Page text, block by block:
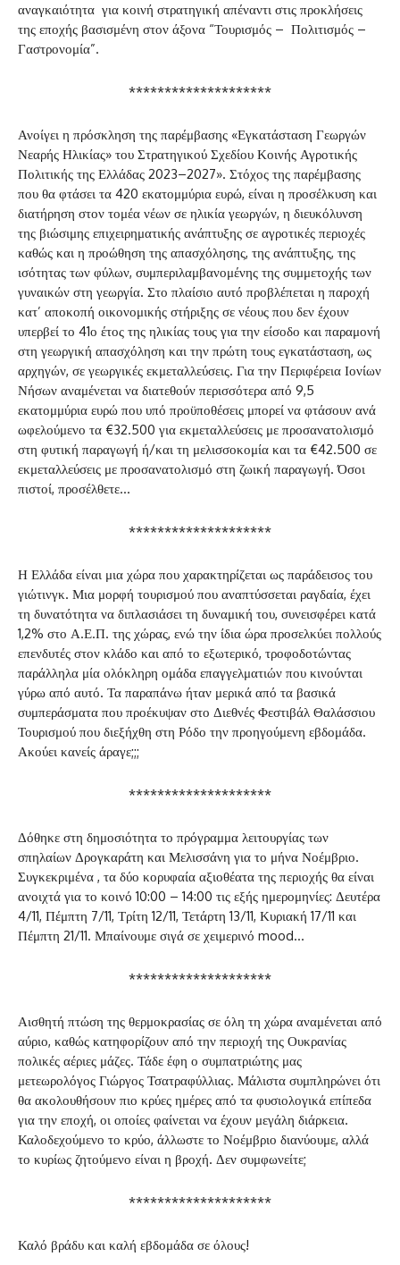
αναγκαιότητα για κοινή στρατηγική απέναντι στις προκλήσεις
της εποχής βασισμένη στον άξονα “Τουρισμός – Πολιτισμός –
Γαστρονομία”.
********************
Ανοίγει η πρόσκληση της παρέμβασης «Εγκατάσταση Γεωργών
Νεαρής Ηλικίας» του Στρατηγικού Σχεδίου Κοινής Αγροτικής
Πολιτικής της Ελλάδας 2023–2027». Στόχος της παρέμβασης
που θα φτάσει τα 420 εκατομμύρια ευρώ, είναι η προσέλκυση και
διατήρηση στον τομέα νέων σε ηλικία γεωργών, η διευκόλυνση
της βιώσιμης επιχειρηματικής ανάπτυξης σε αγροτικές περιοχές
καθώς και η προώθηση της απασχόλησης, της ανάπτυξης, της
ισότητας των φύλων, συμπεριλαμβανομένης της συμμετοχής των
γυναικών στη γεωργία. Στο πλαίσιο αυτό προβλέπεται η παροχή
κατ’ αποκοπή οικονομικής στήριξης σε νέους που δεν έχουν
υπερβεί το 41ο έτος της ηλικίας τους για την είσοδο και παραμονή
στη γεωργική απασχόληση και την πρώτη τους εγκατάσταση, ως
αρχηγών, σε γεωργικές εκμεταλλεύσεις. Για την Περιφέρεια Ιονίων
Νήσων αναμένεται να διατεθούν περισσότερα από 9,5
εκατομμύρια ευρώ που υπό προϋποθέσεις μπορεί να φτάσουν ανά
ωφελούμενο τα €32.500 για εκμεταλλεύσεις με προσανατολισμό
στη φυτική παραγωγή ή/και τη μελισσοκομία και τα €42.500 σε
εκμεταλλεύσεις με προσανατολισμό στη ζωική παραγωγή. Όσοι
πιστοί, προσέλθετε…
********************
Η Ελλάδα είναι μια χώρα που χαρακτηρίζεται ως παράδεισος του
γιώτινγκ. Μια μορφή τουρισμού που αναπτύσσεται ραγδαία, έχει
τη δυνατότητα να διπλασιάσει τη δυναμική του, συνεισφέρει κατά
1,2% στο Α.Ε.Π. της χώρας, ενώ την ίδια ώρα προσελκύει πολλούς
επενδυτές στον κλάδο και από το εξωτερικό, τροφοδοτώντας
παράλληλα μία ολόκληρη ομάδα επαγγελματιών που κινούνται
γύρω από αυτό. Τα παραπάνω ήταν μερικά από τα βασικά
συμπεράσματα που προέκυψαν στο Διεθνές Φεστιβάλ Θαλάσσιου
Τουρισμού που διεξήχθη στη Ρόδο την προηγούμενη εβδομάδα.
Ακούει κανείς άραγε;;;
********************
Δόθηκε στη δημοσιότητα το πρόγραμμα λειτουργίας των
σπηλαίων Δρογκαράτη και Μελισσάνη για το μήνα Νοέμβριο.
Συγκεκριμένα , τα δύο κορυφαία αξιοθέατα της περιοχής θα είναι
ανοιχτά για το κοινό 10:00 – 14:00 τις εξής ημερομηνίες: Δευτέρα
4/11, Πέμπτη 7/11, Τρίτη 12/11, Τετάρτη 13/11, Κυριακή 17/11 και
Πέμπτη 21/11. Μπαίνουμε σιγά σε χειμερινό mood…
********************
Αισθητή πτώση της θερμοκρασίας σε όλη τη χώρα αναμένεται από
αύριο, καθώς κατηφορίζουν από την περιοχή της Ουκρανίας
πολικές αέριες μάζες. Τάδε έφη ο συμπατριώτης μας
μετεωρολόγος Γιώργος Τσατραφύλλιας. Μάλιστα συμπληρώνει ότι
θα ακολουθήσουν πιο κρύες ημέρες από τα φυσιολογικά επίπεδα
για την εποχή, οι οποίες φαίνεται να έχουν μεγάλη διάρκεια.
Καλοδεχούμενο το κρύο, άλλωστε το Νοέμβριο διανύουμε, αλλά
το κυρίως ζητούμενο είναι η βροχή. Δεν συμφωνείτε;
********************
Καλό βράδυ και καλή εβδομάδα σε όλους!